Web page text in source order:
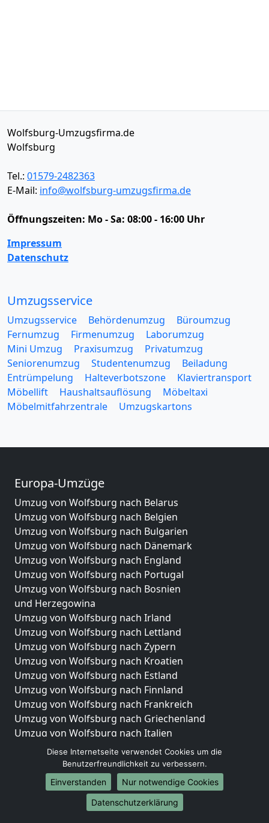
Wolfsburg-Umzugsfirma.de
Wolfsburg
Tel.: 01579-2482363
E-Mail: info@wolfsburg-umzugsfirma.de
Öffnungszeiten: Mo - Sa: 08:00 - 16:00 Uhr
Impressum
Datenschutz
Umzugsservice
Umzugsservice Behördenumzug
Büroumzug
Fernumzug
Firmenumzug
Laborumzug
Mini Umzug
Praxisumzug
Privatumzug
Seniorenumzug
Studentenumzug
Beiladung
Entrümpelung
Halteverbotszone
Klaviertransport
Möbellift
Haushaltsauflösung
Möbeltaxi
Möbelmitfahrzentrale
Umzugskartons
Europa-Umzüge
Umzug von Wolfsburg nach Belarus
Umzug von Wolfsburg nach Belgien
Umzug von Wolfsburg nach Bulgarien
Umzug von Wolfsburg nach Dänemark
Umzug von Wolfsburg nach England
Umzug von Wolfsburg nach Portugal
Umzug von Wolfsburg nach Bosnien
und Herzegowina
Umzug von Wolfsburg nach Irland
Umzug von Wolfsburg nach Lettland
Umzug von Wolfsburg nach Zypern
Umzug von Wolfsburg nach Kroatien
Umzug von Wolfsburg nach Estland
Umzug von Wolfsburg nach Finnland
Umzug von Wolfsburg nach Frankreich
Umzug von Wolfsburg nach Griechenland
Umzug von Wolfsburg nach Italien
Umzug von Wolfsburg nach Liechtenstein
Umzug von Wolfsburg nach Luxemburg
Umzug von Wolfsburg nach Niederlande
Umzug von Wolfsburg nach Norwegen
Umzüge-Deutschlandweit
Diese Internetseite verwendet Cookies um die
Benutzerfreundlichkeit zu verbessern.
Einverstanden
Nur notwendige Cookies
Datenschutzerklärung